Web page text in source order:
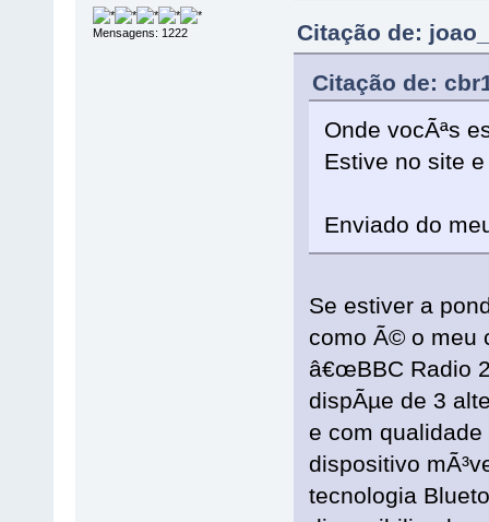
Mensagens: 1222
Citação de:
Citação de:
Onde vocÃªs
Estive no site
Enviado do
Se estiver a
como Ã© o meu
â€œBBC Radio
dispÃµe de 3
e com
dispositivo
tecnologia